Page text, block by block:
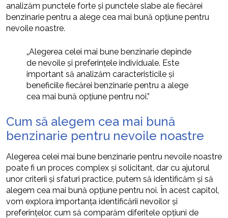
analizăm punctele forte și punctele slabe ale fiecărei
benzinarie pentru a alege cea mai bună opțiune pentru
nevoile noastre.
„Alegerea celei mai bune benzinarie depinde
de nevoile și preferințele individuale. Este
important să analizăm caracteristicile și
beneficiile fiecărei benzinarie pentru a alege
cea mai bună opțiune pentru noi.”
Cum să alegem cea mai bună
benzinarie pentru nevoile noastre
Alegerea celei mai bune benzinarie pentru nevoile noastre
poate fi un proces complex și solicitant, dar cu ajutorul
unor criterii și sfaturi practice, putem să identificăm și să
alegem cea mai bună opțiune pentru noi. În acest capitol,
vom explora importanța identificării nevoilor și
preferințelor, cum să comparăm diferitele opțiuni de